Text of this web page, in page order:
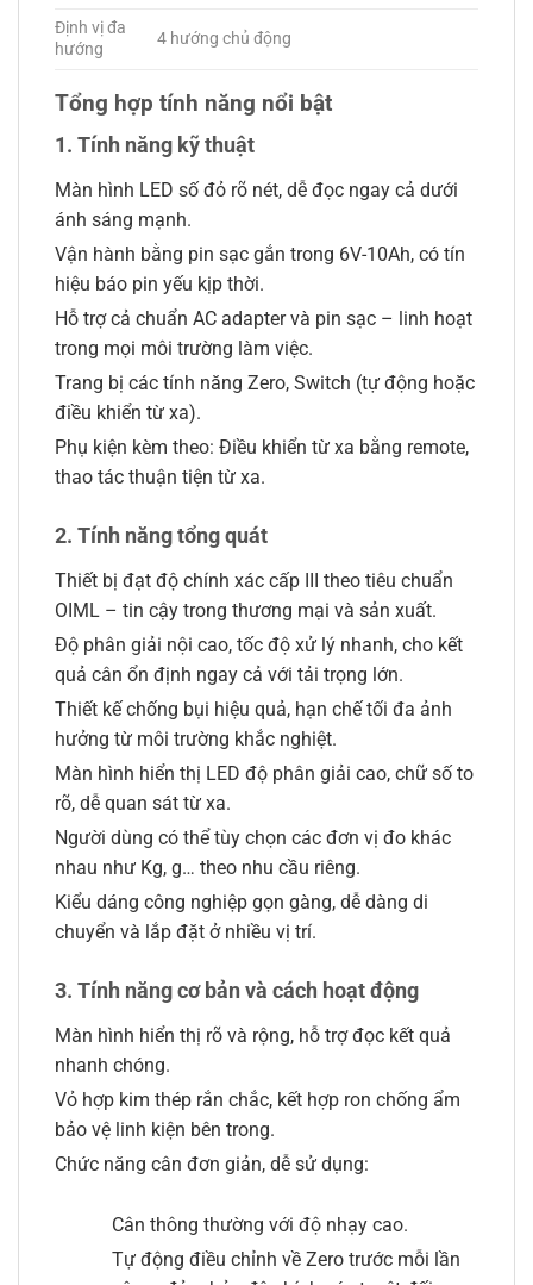
Định vị đa
hướng
4 hướng chủ động
Tổng hợp tính năng nổi bật
1. Tính năng kỹ thuật
Màn hình LED số đỏ rõ nét, dễ đọc ngay cả dưới
ánh sáng mạnh.
Vận hành bằng pin sạc gắn trong 6V-10Ah, có tín
hiệu báo pin yếu kịp thời.
Hỗ trợ cả chuẩn AC adapter và pin sạc – linh hoạt
trong mọi môi trường làm việc.
Trang bị các tính năng Zero, Switch (tự động hoặc
điều khiển từ xa).
Phụ kiện kèm theo: Điều khiển từ xa bằng remote,
thao tác thuận tiện từ xa.
2. Tính năng tổng quát
Thiết bị đạt độ chính xác cấp III theo tiêu chuẩn
OIML – tin cậy trong thương mại và sản xuất.
Độ phân giải nội cao, tốc độ xử lý nhanh, cho kết
quả cân ổn định ngay cả với tải trọng lớn.
Thiết kế chống bụi hiệu quả, hạn chế tối đa ảnh
hưởng từ môi trường khắc nghiệt.
Màn hình hiển thị LED độ phân giải cao, chữ số to
rõ, dễ quan sát từ xa.
Người dùng có thể tùy chọn các đơn vị đo khác
nhau như Kg, g… theo nhu cầu riêng.
Kiểu dáng công nghiệp gọn gàng, dễ dàng di
chuyển và lắp đặt ở nhiều vị trí.
3. Tính năng cơ bản và cách hoạt động
Màn hình hiển thị rõ và rộng, hỗ trợ đọc kết quả
nhanh chóng.
Vỏ hợp kim thép rắn chắc, kết hợp ron chống ẩm
bảo vệ linh kiện bên trong.
Chức năng cân đơn giản, dễ sử dụng:
Cân thông thường với độ nhạy cao.
Tự động điều chỉnh về Zero trước mỗi lần